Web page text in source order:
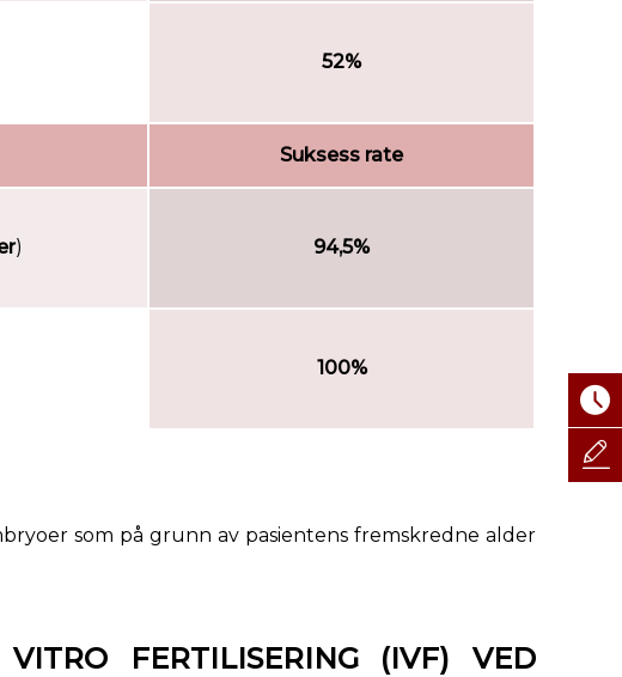
52%
Suksess rate
) 94,5%
100%
som på grunn av pasientens fremskredne alder
VITRO FERTILISERING (IVF) VED